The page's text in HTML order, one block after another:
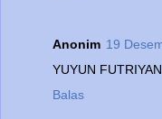
Anonim 19
YUYUN
Balas